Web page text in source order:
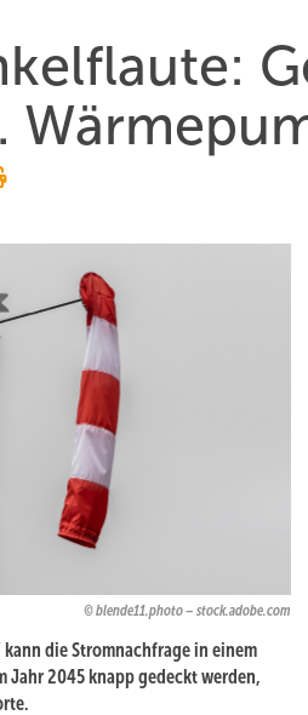
blende11.photo – stock.adobe.com
die Stromnachfrage in einem
Jahr 2045 knapp gedeckt werden,